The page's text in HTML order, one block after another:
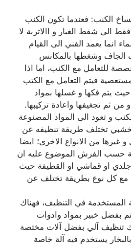
الكنب: فعندما تكون الكنب
الى شفط الغبار و االاتربة لا
انما يعمد الفني الى القيام
الجاف وشغطها بالمكانس
للتعامل مع الكنب، اما اذا
فيتم التعامل مع الكتب
يتم فكها و غسلها بمواد
ثم تجغيفها واعادة تركيبها.
و تعود الى المواد المصنوعة
تختلف طريقة تنظيفه عن
و غيرها من الانواع الاخرى؛ ايضا
حسب الفرش الموضوع عليه ان
او قماشي او القطيفة حيث
مع كل نوع بطريقة تختلف عن
في التنظيف، فهناك
بفضل خبير بمواد وادوات
تنظيف آلي بفضل آلات مختصة
يستخدم فيه آلة خاصة